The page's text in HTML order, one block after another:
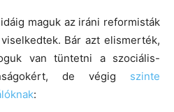
maguk az iráni reformisták
Bár azt elismerték,
van tüntetni a szociális-
de végig szinte
: